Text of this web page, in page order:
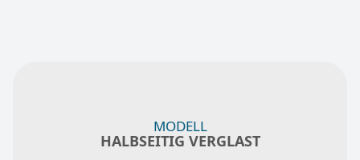
MODELL
HALBSEITIG VERGLAST